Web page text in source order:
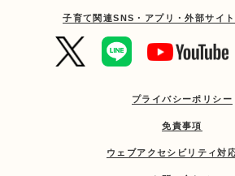
子育て関連SNS・アプリ・外部サイト
プライバシーポリシー
免責事項
ウェブアクセシビリティ対